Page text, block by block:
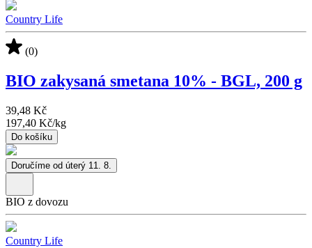
Country Life
(0)
BIO zakysaná smetana 10% - BGL, 200 g
39,48 Kč
197,40 Kč/kg
Do košíku
Doručíme od úterý 11. 8.
BIO z dovozu
Country Life